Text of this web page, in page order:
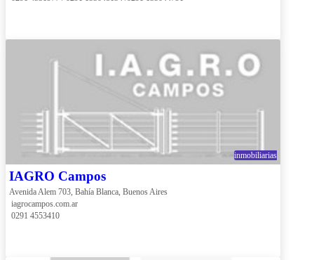
inmobiliarias
IAGRO Campos
Avenida Alem 703, Bahía Blanca, Buenos Aires
iagrocampos.com.ar
0291 4553410